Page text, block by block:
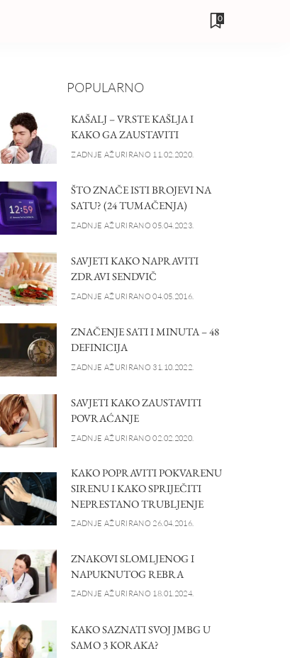
0
POPULARNO
KAŠALJ – VRSTE KAŠLJA I
KAKO GA ZAUSTAVITI
ZADNJE AŽURIRANO 11.02.2020.
ŠTO ZNAČE ISTI BROJEVI NA
SATU? (24 TUMAČENJA)
ZADNJE AŽURIRANO 05.04.2023.
SAVJETI KAKO NAPRAVITI
ZDRAVI SENDVIČ
ZADNJE AŽURIRANO 04.05.2016.
ZNAČENJE SATI I MINUTA – 48
DEFINICIJA
ZADNJE AŽURIRANO 31.10.2022.
SAVJETI KAKO ZAUSTAVITI
POVRAĆANJE
ZADNJE AŽURIRANO 02.02.2020.
KAKO POPRAVITI POKVARENU
SIRENU I KAKO SPRIJEČITI
NEPRESTANO TRUBLJENJE
ZADNJE AŽURIRANO 26.04.2016.
ZNAKOVI SLOMLJENOG I
NAPUKNUTOG REBRA
ZADNJE AŽURIRANO 18.01.2024.
KAKO SAZNATI SVOJ JMBG U
SAMO 3 KORAKA?